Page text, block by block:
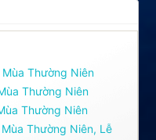
Thường Niên
Thường Niên
Thường Niên
Thường Niên, Lễ